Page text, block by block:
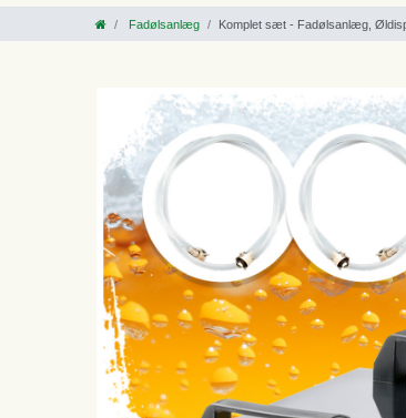
Fadølsanlæg Komplet sæt - Fadølsanlæg,